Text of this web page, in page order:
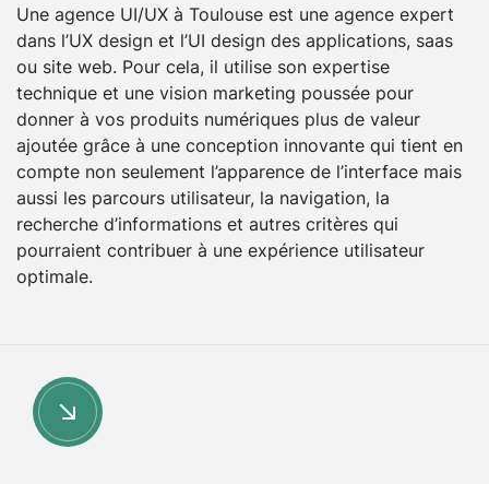
Une agence UI/UX à Toulouse est une agence expert
dans l’UX design et l’UI design des applications, saas
ou site web. Pour cela, il utilise son expertise
technique et une vision marketing poussée pour
donner à vos produits numériques plus de valeur
ajoutée grâce à une conception innovante qui tient en
compte non seulement l’apparence de l’interface mais
aussi les parcours utilisateur, la navigation, la
recherche d’informations et autres critères qui
pourraient contribuer à une expérience utilisateur
optimale.